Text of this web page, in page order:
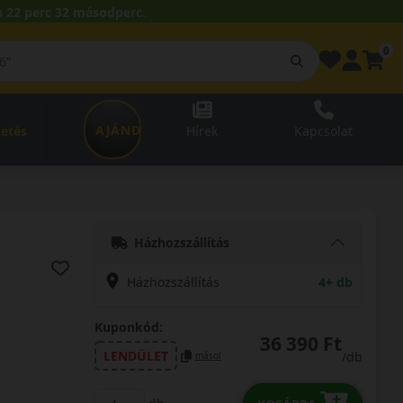
22 perc 31 másodperc.
AJÁNDÉKUTALVÁNY
Házhozszállítás
Házhozszállítás 4+ db
Kuponkód:
LENDÜLET
másol 36 390 Ft
/db